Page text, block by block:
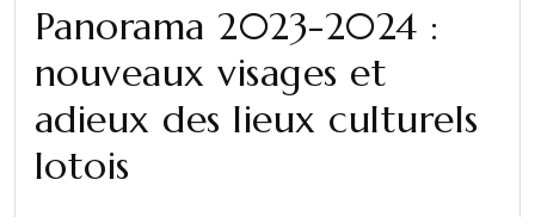
Panorama 2023-2024 :
nouveaux visages et
adieux des lieux culturels
lotois